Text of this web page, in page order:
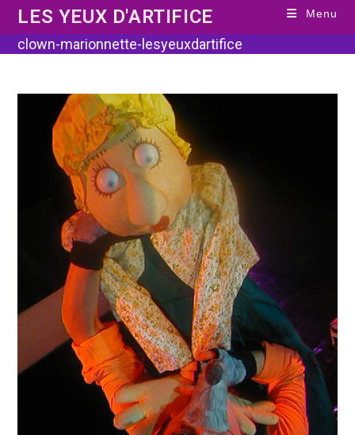
content
LES YEUX D'ARTIFICE Menu
clown-marionnette-lesyeuxdartifice